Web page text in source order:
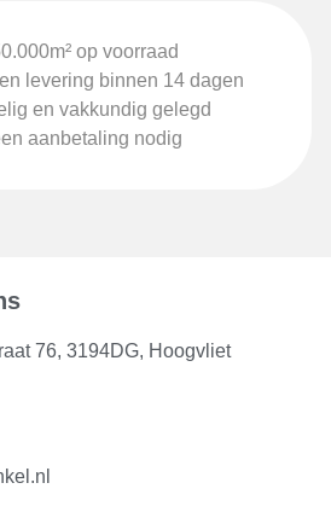
op voorraad
levering binnen 14 dagen
en vakkundig gelegd
aanbetaling nodig
76, 3194DG, Hoogvliet